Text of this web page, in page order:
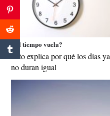
¿El tiempo vuela?
Esto explica por qué los días ya
no duran igual